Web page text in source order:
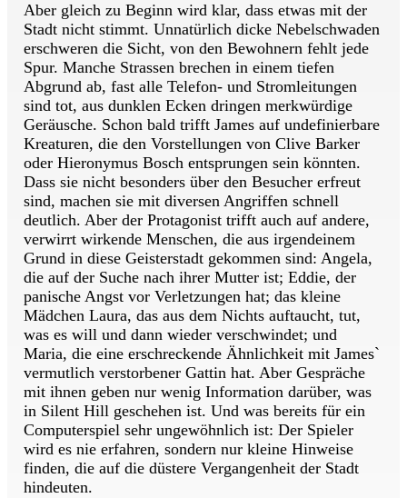
Aber gleich zu Beginn wird klar, dass etwas mit der
Stadt nicht stimmt. Unnatürlich dicke Nebelschwaden
erschweren die Sicht, von den Bewohnern fehlt jede
Spur. Manche Strassen brechen in einem tiefen
Abgrund ab, fast alle Telefon- und Stromleitungen
sind tot, aus dunklen Ecken dringen merkwürdige
Geräusche. Schon bald trifft James auf undefinierbare
Kreaturen, die den Vorstellungen von Clive Barker
oder Hieronymus Bosch entsprungen sein könnten.
Dass sie nicht besonders über den Besucher erfreut
sind, machen sie mit diversen Angriffen schnell
deutlich. Aber der Protagonist trifft auch auf andere,
verwirrt wirkende Menschen, die aus irgendeinem
Grund in diese Geisterstadt gekommen sind: Angela,
die auf der Suche nach ihrer Mutter ist; Eddie, der
panische Angst vor Verletzungen hat; das kleine
Mädchen Laura, das aus dem Nichts auftaucht, tut,
was es will und dann wieder verschwindet; und
Maria, die eine erschreckende Ähnlichkeit mit James`
vermutlich verstorbener Gattin hat. Aber Gespräche
mit ihnen geben nur wenig Information darüber, was
in Silent Hill geschehen ist. Und was bereits für ein
Computerspiel sehr ungewöhnlich ist: Der Spieler
wird es nie erfahren, sondern nur kleine Hinweise
finden, die auf die düstere Vergangenheit der Stadt
hindeuten.